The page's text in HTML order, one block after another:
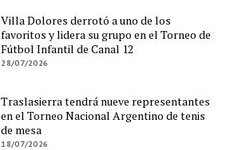
Villa Dolores derrotó a uno de los
favoritos y lidera su grupo en el Torneo de
Fútbol Infantil de Canal 12
28/07/2026
Traslasierra tendrá nueve representantes
en el Torneo Nacional Argentino de tenis
de mesa
18/07/2026